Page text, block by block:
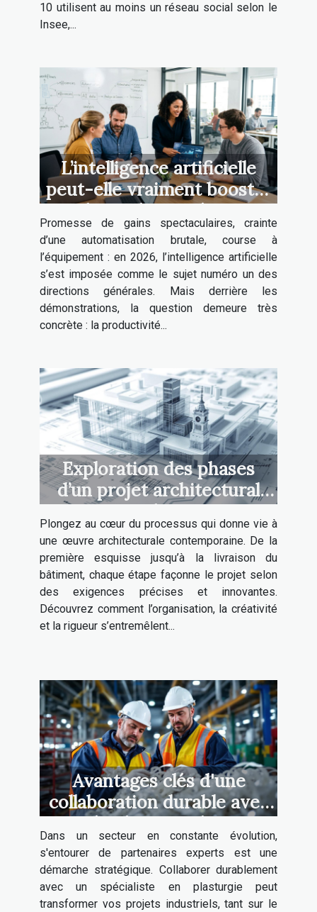
10 utilisent au moins un réseau social selon le
Insee,...
L’intelligence artificielle
peut-elle vraiment booster
la productivité en
entreprise ?
Promesse de gains spectaculaires, crainte
d’une automatisation brutale, course à
l’équipement : en 2026, l’intelligence artificielle
s’est imposée comme le sujet numéro un des
directions générales. Mais derrière les
démonstrations, la question demeure très
concrète : la productivité...
Exploration des phases
d’un projet architectural
moderne
Plongez au cœur du processus qui donne vie à
une œuvre architecturale contemporaine. De la
première esquisse jusqu’à la livraison du
bâtiment, chaque étape façonne le projet selon
des exigences précises et innovantes.
Découvrez comment l’organisation, la créativité
et la rigueur s’entremêlent...
Avantages clés d'une
collaboration durable avec
un spécialiste en plasturgie
Dans un secteur en constante évolution,
s'entourer de partenaires experts est une
démarche stratégique. Collaborer durablement
avec un spécialiste en plasturgie peut
transformer vos projets industriels, tant sur le